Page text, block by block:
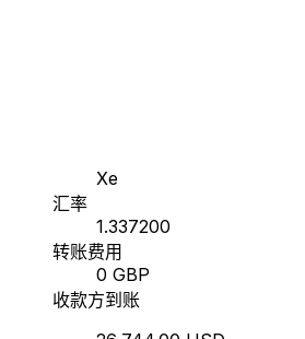
Xe
汇率
1.337200
转账费用
0 GBP
收款方到账